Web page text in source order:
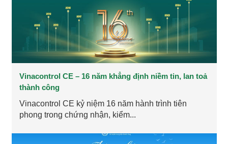
Vinacontrol CE – 16 năm khẳng định niềm tin, lan toả
thành công
Vinacontrol CE kỷ niệm 16 năm hành trình tiên
phong trong chứng nhận, kiểm...